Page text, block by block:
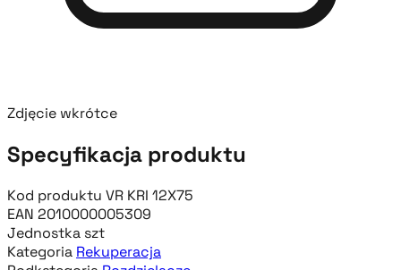
Zdjęcie wkrótce
Specyfikacja produktu
Kod produktu VR KRI 12X75
EAN 2010000005309
Jednostka szt
Kategoria Rekuperacja